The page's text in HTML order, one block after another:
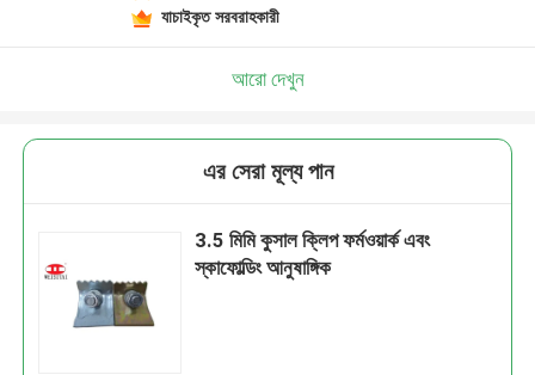
যাচাইকৃত সরবরাহকারী
আরো দেখুন
এর সেরা মূল্য পান
3.5 মিমি কুসাল ক্লিপ ফর্মওয়ার্ক এবং
স্কাফোল্ডিং আনুষাঙ্গিক